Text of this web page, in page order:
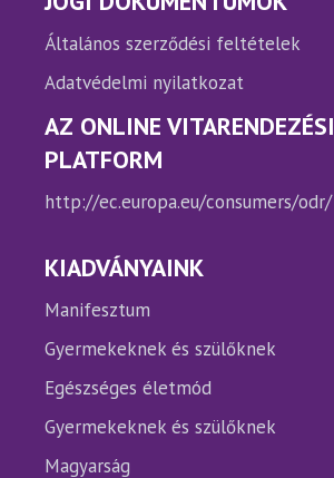
Általános szerződési feltételek
Adatvédelmi nyilatkozat
AZ ONLINE VITARENDEZÉSI
PLATFORM
http://ec.europa.eu/consumers/odr/
KIADVÁNYAINK
Manifesztum
Gyermekeknek és szülőknek
Egészséges életmód
Gyermekeknek és szülőknek
Magyarság